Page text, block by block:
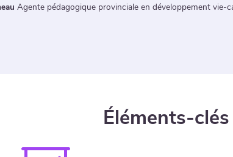
Éléments-